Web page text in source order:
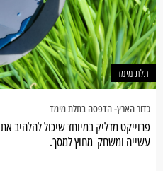
תלת מימד
כדור הארץ- הדפסה בתלת מימד
פרוייקט מדליק במיוחד שיכול להלהיב
עשייה ומשחק מחוץ למסך.